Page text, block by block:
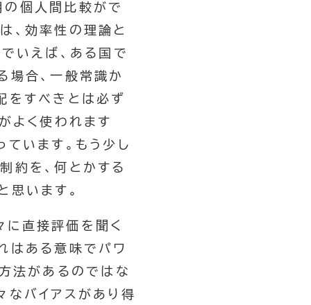
の個人間比較がで
、効率性の理論と
いえば、ある国で
場合、一般常識か
をすべきとは必ず
よく使われます
います。もう少し
約を、何とかする
思います。
に直接評価を聞く
はある意味でパワ
法があるのではな
なバイアスがあり得